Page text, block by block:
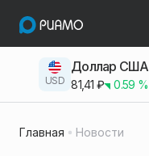
USD
Доллар США
81,41 ₽ 0.59 %
Главная Новости